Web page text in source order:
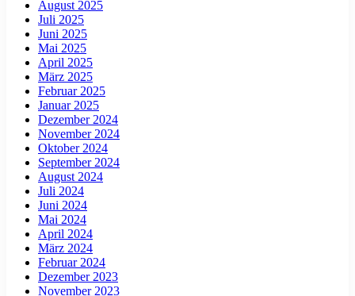
August 2025
Juli 2025
Juni 2025
Mai 2025
April 2025
März 2025
Februar 2025
Januar 2025
Dezember 2024
November 2024
Oktober 2024
September 2024
August 2024
Juli 2024
Juni 2024
Mai 2024
April 2024
März 2024
Februar 2024
Dezember 2023
November 2023